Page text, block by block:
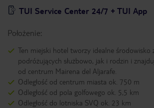
TUI Service Center 24/7 + TUI App
Położenie:
Ten miejski hotel tworzy idealne środowisko
podróżujących służbowo, jak i rodzin i
od centrum Mairena del Aljarafe.
Odległość od centrum miasta ok. 750 m
Odległość od pola golfowego ok. 5,5 km
Odległość do lotniska SVQ ok. 23 km